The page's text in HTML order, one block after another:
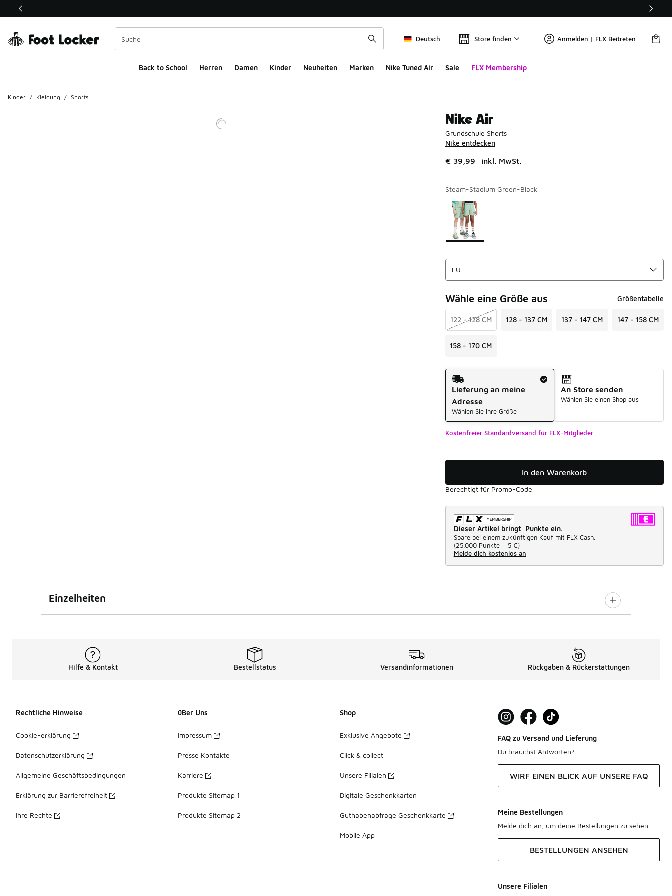
Dieser Link öffnet sich in einem neuen Fenster
Deutsch Store finden Anmelden | FLX Beitreten
Back to School Herren Damen Kinder Neuheiten Marken Nike Tuned Air Sale FLX Membership
Kinder / Kleidung / Shorts
Nike Air
Grundschule Shorts
Nike entdecken
€ 39,99 inkl. MwSt.
Steam-Stadium Green-Black
Seite 1 von 1 zeigt die Farben 1 bis 1 von 1 an.
Bitte wählen Sie einen Stil aus
Wähle eine Größe aus Größentabelle
122 - 128 CM 128 - 137 CM 137 - 147 CM 147 - 158 CM
158 - 170 CM
Versandart
Lieferung an meine
Adresse
Wählen Sie Ihre Größe
An Store senden
Wählen Sie einen Shop aus
Kostenfreier Standardversand für FLX-Mitglieder
In den Warenkorb
Berechtigt für Promo-Code
Dieser Artikel bringt Punkte ein.
Spare bei einem zukünftigen Kauf mit FLX Cash.
(25.000 Punkte = 5 €)
Melde dich kostenlos an
Einzelheiten
Hilfe & Kontakt Bestellstatus Versandinformationen Rückgaben & Rückerstattungen
Rechtliche Hinweise
Cookie-erklärung
Datenschutzerklärung
Allgemeine Geschäftsbedingungen
Erklärung zur Barrierefreiheit
Ihre Rechte
üBer Uns
Impressum
Presse Kontakte
Karriere
Produkte Sitemap 1
Produkte Sitemap 2
Shop
Exklusive Angebote
Click & collect
Unsere Filialen
Digitale Geschenkkarten
Guthabenabfrage Geschenkkarte
Mobile App
FAQ zu Versand und Lieferung
Du brauchst Antworten?
WIRF EINEN BLICK AUF UNSERE FAQ
Meine Bestellungen
Melde dich an, um deine Bestellungen zu sehen.
BESTELLUNGEN ANSEHEN
Unsere Filialen